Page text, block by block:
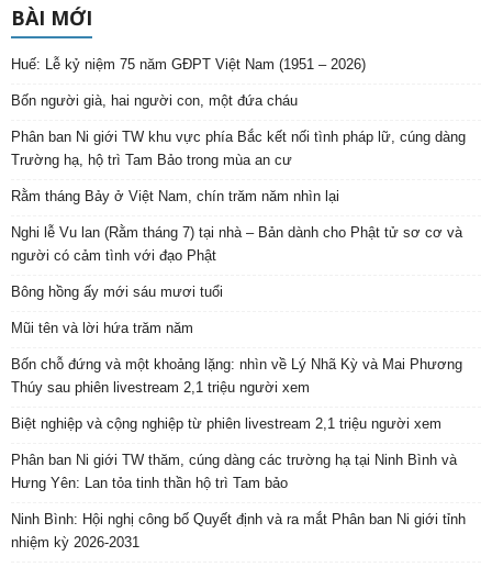
BÀI MỚI
Huế: Lễ kỷ niệm 75 năm GĐPT Việt Nam (1951 – 2026)
Bốn người già, hai người con, một đứa cháu
Phân ban Ni giới TW khu vực phía Bắc kết nối tình pháp lữ, cúng dàng
Trường hạ, hộ trì Tam Bảo trong mùa an cư
Rằm tháng Bảy ở Việt Nam, chín trăm năm nhìn lại
Nghi lễ Vu lan (Rằm tháng 7) tại nhà – Bản dành cho Phật tử sơ cơ và
người có cảm tình với đạo Phật
Bông hồng ấy mới sáu mươi tuổi
Mũi tên và lời hứa trăm năm
Bốn chỗ đứng và một khoảng lặng: nhìn về Lý Nhã Kỳ và Mai Phương
Thúy sau phiên livestream 2,1 triệu người xem
Biệt nghiệp và cộng nghiệp từ phiên livestream 2,1 triệu người xem
Phân ban Ni giới TW thăm, cúng dàng các trường hạ tại Ninh Bình và
Hưng Yên: Lan tỏa tinh thần hộ trì Tam bảo
Ninh Bình: Hội nghị công bố Quyết định và ra mắt Phân ban Ni giới tỉnh
nhiệm kỳ 2026-2031